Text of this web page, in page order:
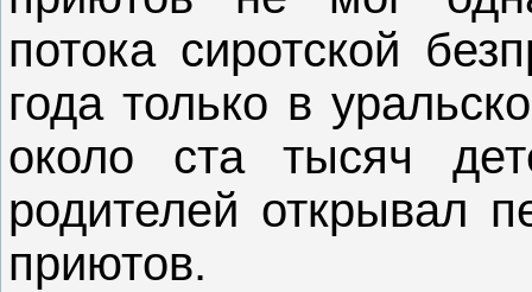
потока сиротской
года только в
около ста тысяч
родителей открывал
приютов.